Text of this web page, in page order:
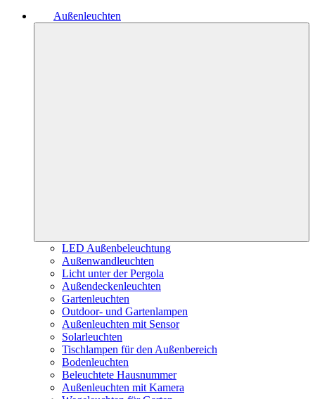
Außenleuchten
LED Außenbeleuchtung
Außenwandleuchten
Licht unter der Pergola
Außendeckenleuchten
Gartenleuchten
Outdoor- und Gartenlampen
Außenleuchten mit Sensor
Solarleuchten
Tischlampen für den Außenbereich
Bodenleuchten
Beleuchtete Hausnummer
Außenleuchten mit Kamera